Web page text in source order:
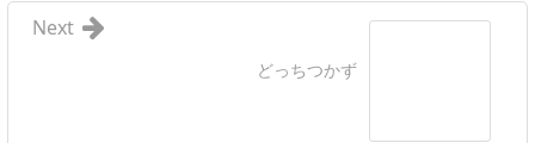
どっちつかず
Next